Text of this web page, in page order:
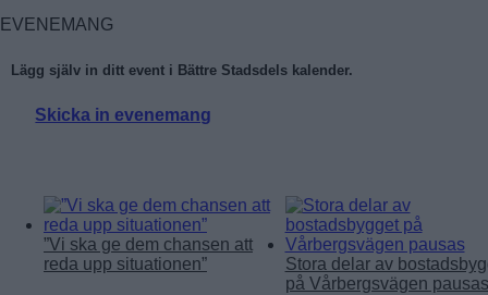
EVENEMANG
Lägg själv in ditt event i Bättre Stadsdels kalender.
Skicka in evenemang
”Vi ska ge dem chansen att
reda upp situationen”
Stora delar av
på Vårbergsvägen pausas